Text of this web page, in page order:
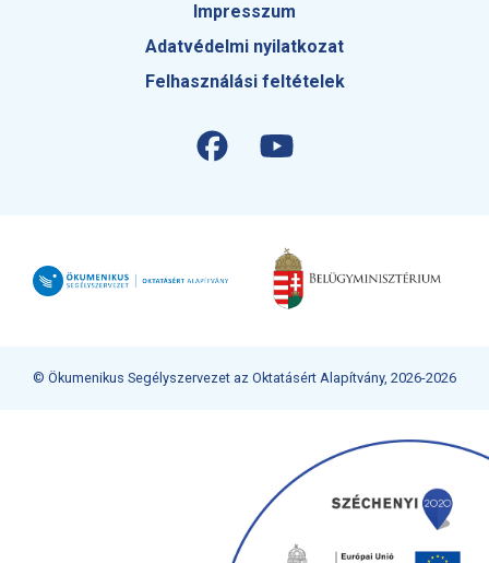
Impresszum
Adatvédelmi nyilatkozat
Felhasználási feltételek
© Ökumenikus Segélyszervezet az Oktatásért Alapítvány, 2026-2026